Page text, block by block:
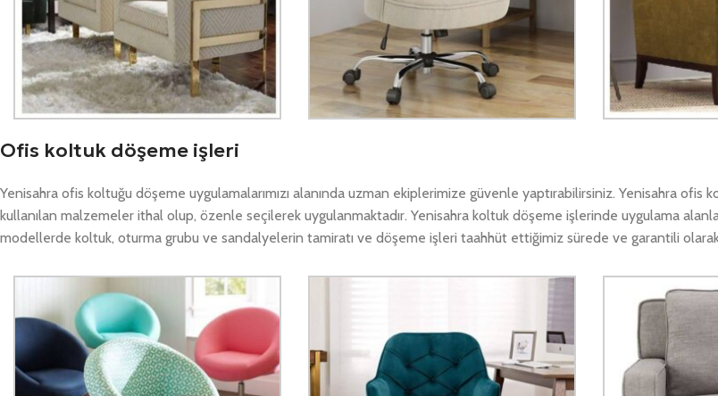
Ofis koltuk döşeme işleri
Yenisahra ofis koltuğu döşeme uygulamalarımızı alanında uzman ekiplerimize güvenle yaptırabilirsiniz. Yenisahra ofis
kullanılan malzemeler ithal olup, özenle seçilerek uygulanmaktadır. Yenisahra koltuk döşeme işlerinde uygulama
modellerde koltuk, oturma grubu ve sandalyelerin tamiratı ve döşeme işleri taahhüt ettiğimiz sürede ve garantili